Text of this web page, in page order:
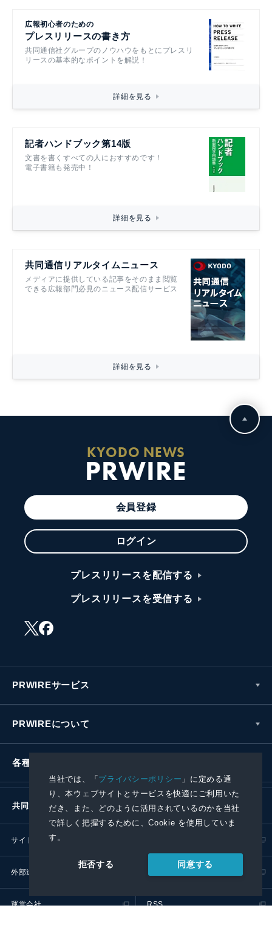
当社では、「プライバシーポリシー 」に定める通
り、本ウェブサイトとサービスを快適にご利用いた
だき、また、どのように活用されているのかを当社
で詳しく把握するために、Cookie を使用していま
す。
拒否する 同意する
広報初心者のための
プレスリリースの書き方
共同通信社グループのノウハウをもとにプレスリ
リースの基本的なポイントを解説！
詳細を見る
記者ハンドブック第14版
文書を書くすべての人におすすめです！
電子書籍も発売中！
詳細を見る
共同通信リアルタイムニュース
メディアに提供している記事をそのまま閲覧
できる広報部門必見のニュース配信サービス
詳細を見る
KYODO NEWS
PRWIRE
会員登録
ログイン
プレスリリースを配信する
プレスリリースを受信する
PRWIREサービス
PRWIREについて
各種お問い合わせ
共同通信社グループ
サイトポリシー
外部送信ポリシー プレスリリース取扱基準
運営会社 RSS